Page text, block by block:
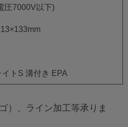
圧7000V以下)
イトS 溝付き EPA
）、ライン加工等承りま